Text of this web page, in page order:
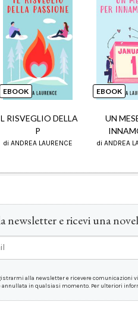
EBOOK
RISVEGLIO DELLA
P
di ANDREA LAURENCE
EBOOK
UN
di ANDREA
newsletter e ricevi una
alla newsletter e ricevere comunicazioni
annullata in qualsiasi momento. Per ulteriori